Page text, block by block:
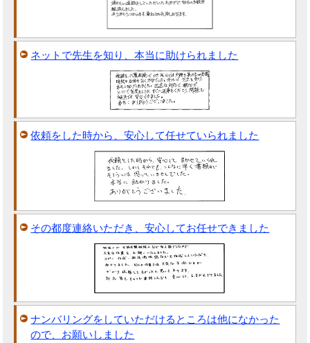
ネットで先生を知り、本当に助けられました
依頼をした時から、安心して任せていられました
その都度連絡いただき、安心してお任せできました
ナンバリングをしていただけるところは他になかった
ので、お願いしました